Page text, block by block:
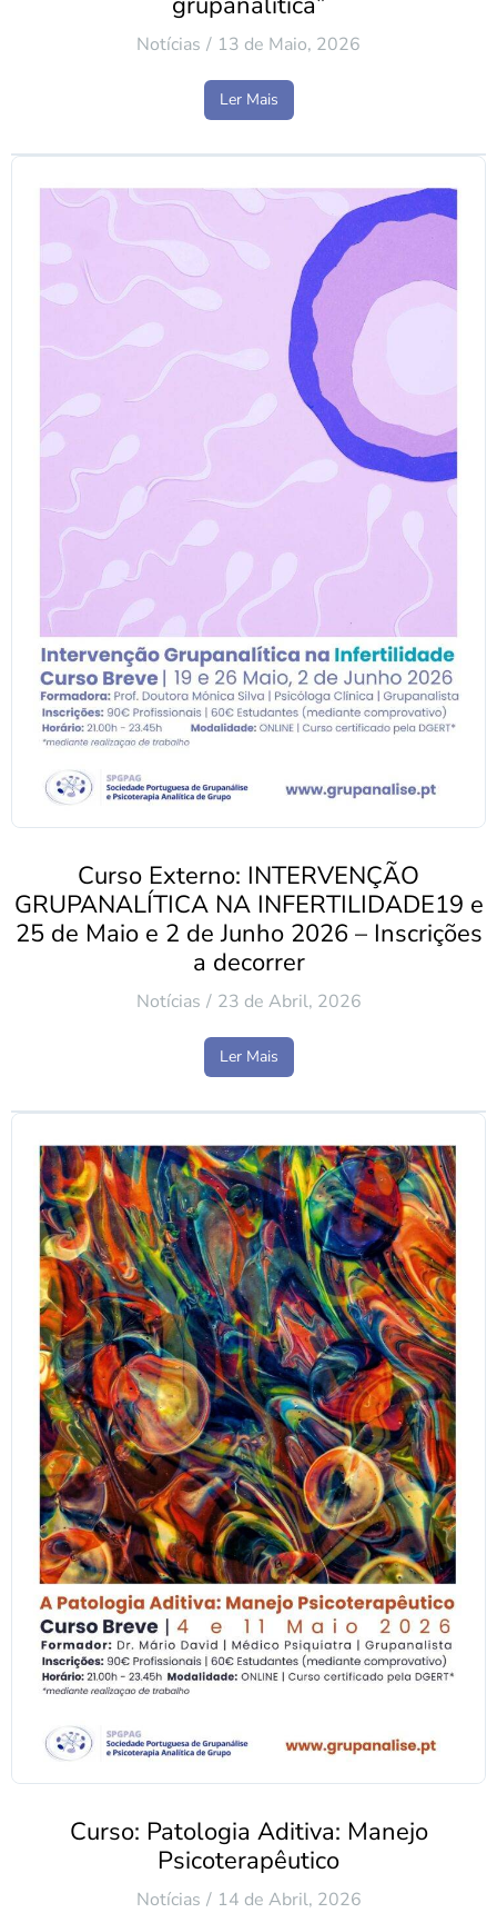
Notícias 13 de Maio, 2026
Ler Mais
Curso Externo: INTERVENÇÃO
GRUPANALÍTICA NA INFERTILIDADE19 e
25 de Maio e 2 de Junho 2026 – Inscrições
a decorrer
Notícias 23 de Abril, 2026
Ler Mais
Curso: Patologia Aditiva: Manejo
Psicoterapêutico
Notícias 14 de Abril, 2026